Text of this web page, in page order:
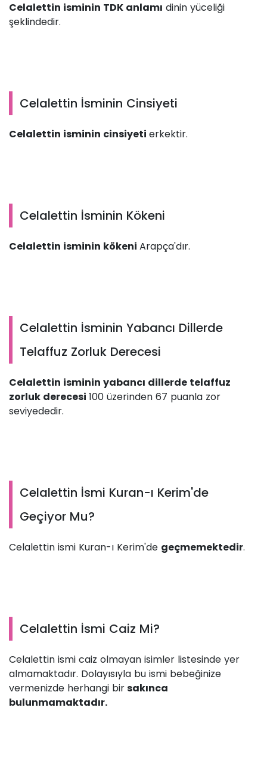
Celalettin isminin TDK anlamı dinin yüceliği
şeklindedir.
Celalettin İsminin Cinsiyeti
Celalettin isminin cinsiyeti erkektir.
Celalettin İsminin Kökeni
Celalettin isminin kökeni Arapça'dır.
Celalettin İsminin Yabancı Dillerde
Telaffuz Zorluk Derecesi
Celalettin isminin yabancı dillerde telaffuz
zorluk derecesi 100 üzerinden 67 puanla zor
seviyededir.
Celalettin İsmi Kuran-ı Kerim'de
Geçiyor Mu?
Celalettin ismi Kuran-ı Kerim'de geçmemektedir.
Celalettin İsmi Caiz Mi?
Celalettin ismi caiz olmayan isimler listesinde yer
almamaktadır. Dolayısıyla bu ismi bebeğinize
vermenizde herhangi birsakınca
bulunmamaktadır.